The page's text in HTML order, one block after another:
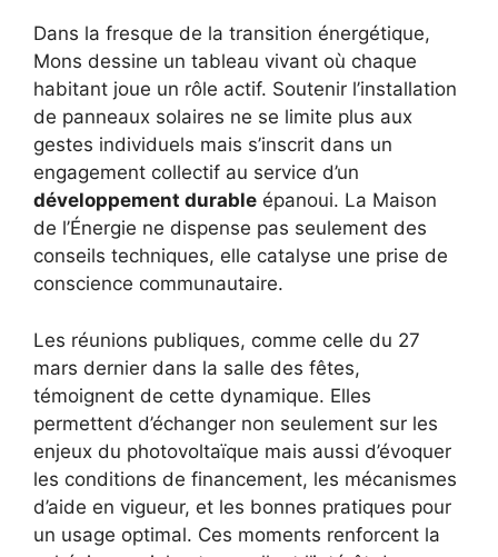
Dans la fresque de la transition énergétique,
Mons dessine un tableau vivant où chaque
habitant joue un rôle actif. Soutenir l’installation
de panneaux solaires ne se limite plus aux
gestes individuels mais s’inscrit dans un
engagement collectif au service d’un
développement durable épanoui. La Maison
de l’Énergie ne dispense pas seulement des
conseils techniques, elle catalyse une prise de
conscience communautaire.
Les réunions publiques, comme celle du 27
mars dernier dans la salle des fêtes,
témoignent de cette dynamique. Elles
permettent d’échanger non seulement sur les
enjeux du photovoltaïque mais aussi d’évoquer
les conditions de financement, les mécanismes
d’aide en vigueur, et les bonnes pratiques pour
un usage optimal. Ces moments renforcent la